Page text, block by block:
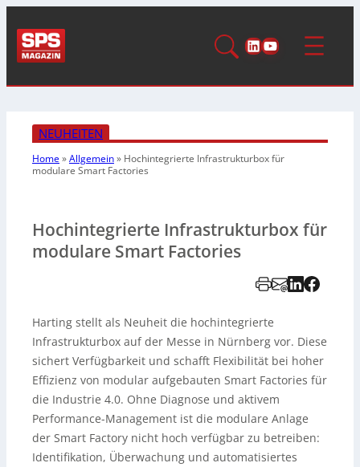
LinkedIn
YouTube
NEUHEITEN
Home»Allgemein» Hochintegrierte Infrastrukturboxfür
modulare Smart Factories
Hochintegrierte Infrastrukturbox für
modulare Smart Factories
Harting stellt als Neuheit die hochintegrierte
Infrastrukturbox auf der Messe in Nürnberg vor. Diese
sichert Verfügbarkeit und schafft Flexibilität bei hoher
Effizienz von modular aufgebauten Smart Factories für
die Industrie 4.0. Ohne Diagnose und aktivem
Performance-Management ist die modulare Anlage
der Smart Factory nicht hoch verfügbar zu betreiben:
Identifikation, Überwachung und automatisiertes